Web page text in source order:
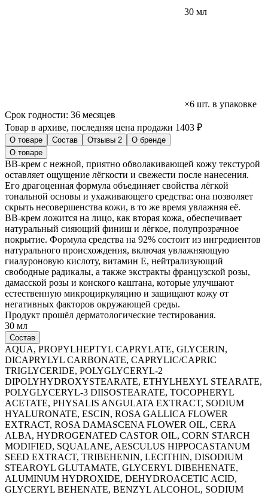
30 мл
×6 шт. в упаковке
Срок годности: 36 месяцев
Товар в архиве, последняя цена продажи 1403 ₽
О товаре Состав Отзывы 2
О бренде
О товаре
BB-крем с нежной, приятно обволакивающей кожу текстурой
оставляет ощущение лёгкости и свежести после нанесения.
Его драгоценная формула объединяет свойства лёгкой
тональной основы и ухаживающего средства: она позволяет
скрыть несовершенства кожи, в то же время увлажняя её.
BB-крем ложится на лицо, как вторая кожа, обеспечивает
натуральный сияющий финиш и лёгкое, полупрозрачное
покрытие. Формула средства на 92% состоит из ингредиентов
натурального происхождения, включая увлажняющую
гиалуроновую кислоту, витамин E, нейтрализующий
свободные радикалы, а также экстракты французской розы,
дамасской розы и конского каштана, которые улучшают
естественную микроциркуляцию и защищают кожу от
негативных факторов окружающей среды.
Продукт прошёл дерматологические тестирования.
30 мл
Состав
AQUA, PROPYLHEPTYL CAPRYLATE, GLYCERIN,
DICAPRYLYL CARBONATE, CAPRYLIC/CAPRIC
TRIGLYCERIDE, POLYGLYCERYL-2
DIPOLYHYDROXYSTEARATE, ETHYLHEXYL STEARATE,
POLYGLYCERYL-3 DIISOSTEARATE, TOCOPHERYL
ACETATE, PHYSALIS ANGULATA EXTRACT, SODIUM
HYALURONATE, ESCIN, ROSA GALLICA FLOWER
EXTRACT, ROSA DAMASCENA FLOWER OIL, CERA
ALBA, HYDROGENATED CASTOR OIL, CORN STARCH
MODIFIED, SQUALANE, AESCULUS HIPPOCASTANUM
SEED EXTRACT, TRIBEHENIN, LECITHIN, DISODIUM
STEAROYL GLUTAMATE, GLYCERYL DIBEHENATE,
ALUMINUM HYDROXIDE, DEHYDROACETIC ACID,
GLYCERYL BEHENATE, BENZYL ALCOHOL, SODIUM